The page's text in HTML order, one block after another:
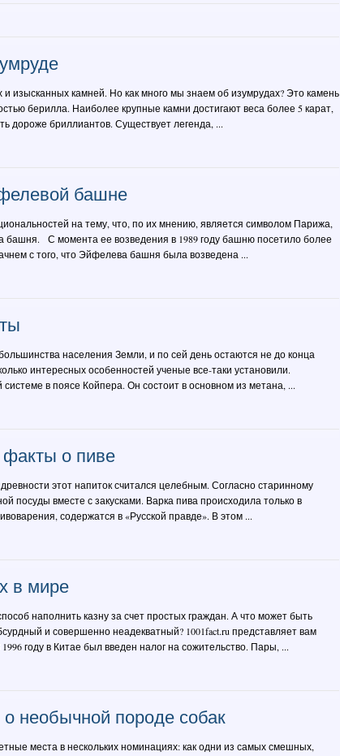
изысканных камней. Но как много мы знаем об изумрудах? Это камень
берилла. Наиболее крупные камни достигают веса более 5 карат,
дороже бриллиантов. Существует легенда, ...
башне
на тему, что, по их мнению, является символом Парижа,
С момента ее возведения в 1989 году башню посетило более
с того, что Эйфелева башня была возведена ...
населения Земли, и по сей день остаются не до конца
интересных особенностей ученые все-таки установили.
в поясе Койпера. Он состоит в основном из метана, ...
факты о пиве
этот напиток считался целебным. Согласно старинному
посуды вместе с закусками. Варка пива происходила только в
содержатся в «Русской правде». В этом ...
в мире
наполнить казну за счет простых граждан. А что может быть
и совершенно неадекватный? 1001fact.ru представляет вам
году в Китае был введен налог на сожительство. Пары, ...
необычной породе собак
места в нескольких номинациях: как одни из самых смешных,